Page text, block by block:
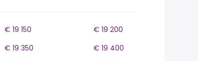
€ 19 150
€ 19 200
€ 19 350
€ 19 400